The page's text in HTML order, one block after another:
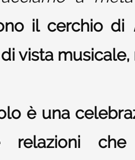
il cerchio di
vista
è una
relazioni